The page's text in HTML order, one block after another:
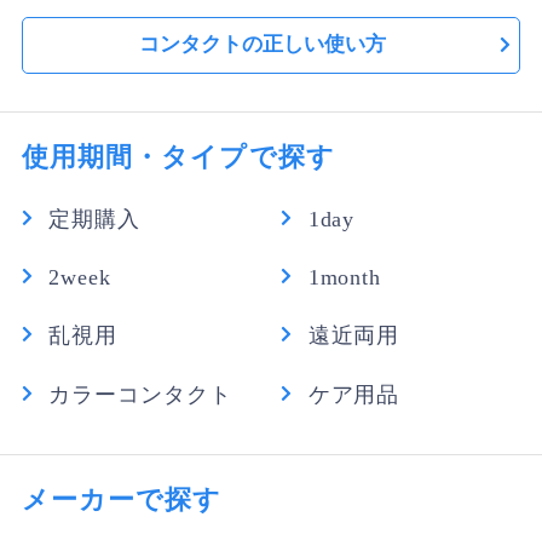
コンタクトの正しい使い方
使用期間・タイプで探す
定期購入 1day
2week 1month
乱視用 遠近両用
カラーコンタクト ケア用品
メーカーで探す